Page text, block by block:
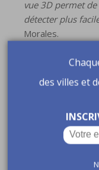
vue 3D permet
détecter plus
Morales.
Ce projet
plateforme
l’espoir de
et servir
Lire aussi notre
des villes et